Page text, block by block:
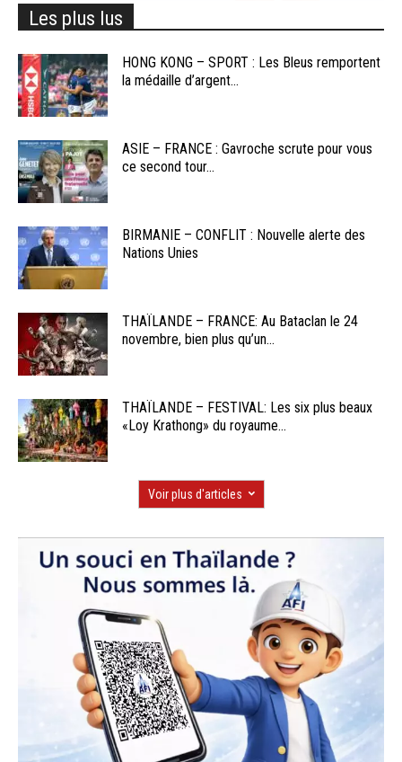
Les plus lus
HONG KONG – SPORT : Les Bleus remportent
la médaille d’argent...
ASIE – FRANCE : Gavroche scrute pour vous
ce second tour...
BIRMANIE – CONFLIT : Nouvelle alerte des
Nations Unies
THAÏLANDE – FRANCE: Au Bataclan le 24
novembre, bien plus qu’un...
THAÏLANDE – FESTIVAL: Les six plus beaux
«Loy Krathong» du royaume...
Voir plus d'articles